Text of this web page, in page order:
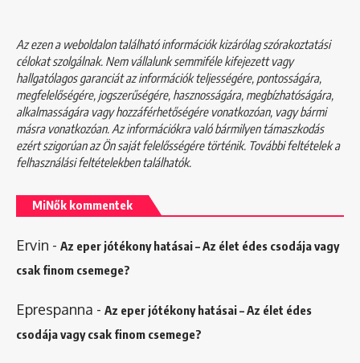
Az ezen a weboldalon található információk kizárólag szórakoztatási
célokat szolgálnak. Nem vállalunk semmiféle kifejezett vagy
hallgatólagos garanciát az információk teljességére, pontosságára,
megfelelőségére, jogszerűségére, hasznosságára, megbízhatóságára,
alkalmasságára vagy hozzáférhetőségére vonatkozóan, vagy bármi
másra vonatkozóan. Az információkra való bármilyen támaszkodás
ezért szigorúan az Ön saját felelősségére történik. További feltételek a
felhasználási feltételekbentalálhatók.
MiNők kommentek
Ervin - Az eper jótékony hatásai – Az élet édes csodája vagy
csak finom csemege?
Eprespanna - Az eper jótékony hatásai – Az élet édes
csodája vagy csak finom csemege?